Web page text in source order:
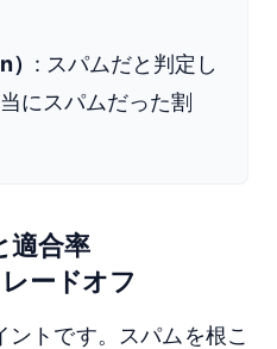
: スパムだと判定し
にスパムだった割
適合率
ードオフ
トです。スパムを根こ